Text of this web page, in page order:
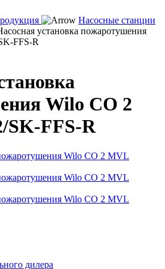
Насосные станции
установка пожаротушения
FFS-R
Wilo CO 2
SK-FFS-R